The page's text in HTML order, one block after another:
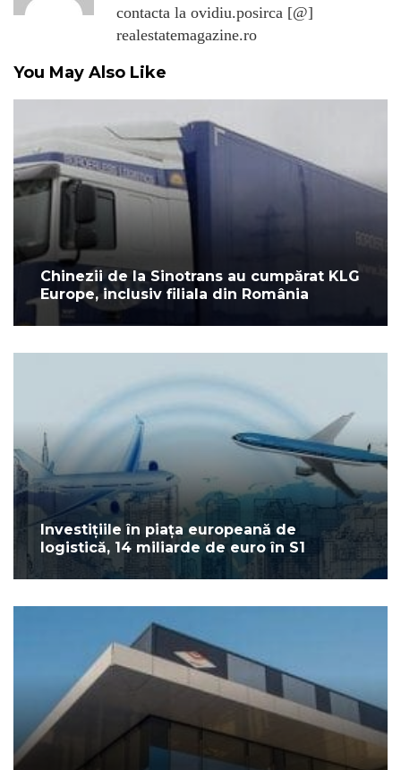
contacta la ovidiu.posirca [@]
realestatemagazine.ro
You May Also Like
Chinezii de la Sinotrans au cumpărat KLG
Europe, inclusiv filiala din România
Investițiile în piața europeană de
logistică, 14 miliarde de euro în S1